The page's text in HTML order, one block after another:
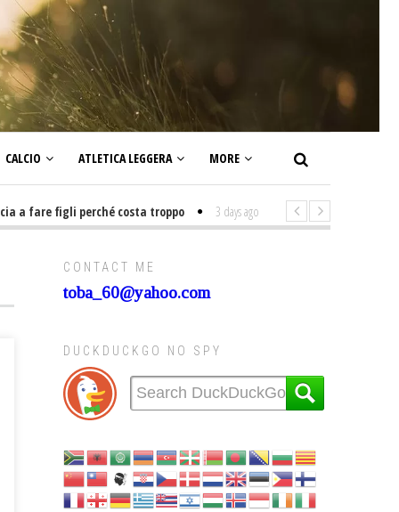
CALCIO ATLETICA LEGGERA MORE
figli perché costa troppo 3 days ago - Non mi interesso di politica
CONTACT ME
toba_60@yahoo.com
DUCKDUCKGO NO SPY